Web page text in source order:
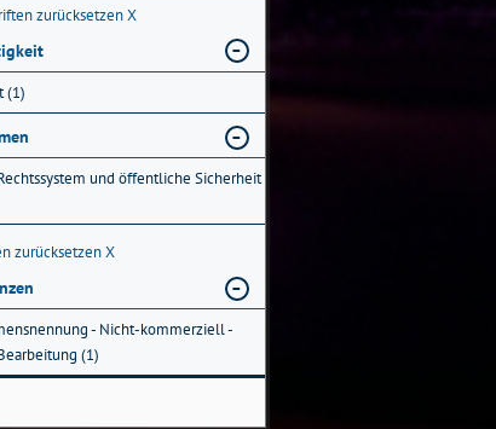
zurücksetzenX
(1)
und öffentliche Sicherheit
zurücksetzenX
- Nicht-kommerziell -
(1)